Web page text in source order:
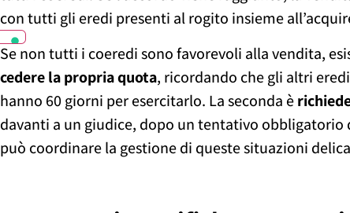
con tutti gli eredi presenti al rogito insieme
Se non tutti i coeredi sono favorevoli alla vendita,
cedere la propria quota, ricordando che gli altri
hanno 60 giorni per esercitarlo. La seconda è
davanti a un giudice, dopo un tentativo obbligatorio
può coordinare la gestione di queste situazioni